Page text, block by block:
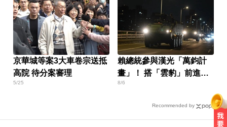
京華城等案3大車卷宗送抵
高院 待分案審理
5/25
賴總統參與漢光「萬鈞計
畫」！ 搭「雲豹」前進衡
指所
8/6
Recommended by